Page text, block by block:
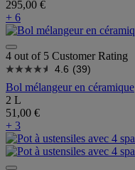
295,00 €
+ 6
4 out of 5 Customer Rating
4.6 (39)
Bol mélangeur en céramique
2 L
51,00 €
+ 3